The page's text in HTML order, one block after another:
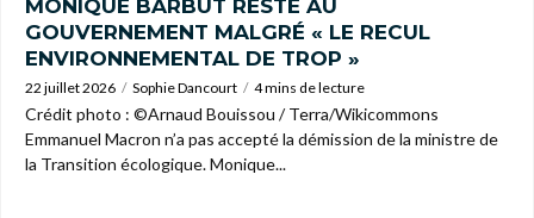
MONIQUE BARBUT RESTE AU
GOUVERNEMENT MALGRÉ « LE RECUL
ENVIRONNEMENTAL DE TROP »
22 juillet 2026 Sophie Dancourt 4 mins de lecture
Crédit photo : ©Arnaud Bouissou / Terra/Wikicommons
Emmanuel Macron n’a pas accepté la démission de la ministre de
la Transition écologique. Monique...